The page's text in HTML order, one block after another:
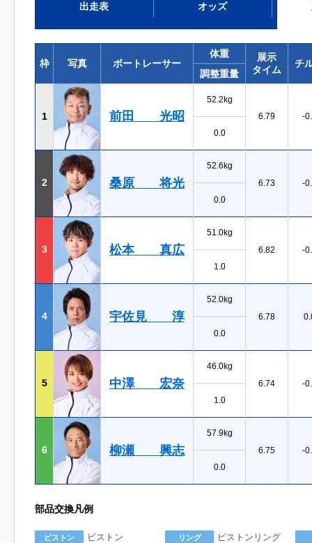
出走表 オッズ
枠 写真 ボートレーサー
体重
展示
タイム
チ
調整重量
1 前田 光昭
52.2kg
6.79
-
0.0
2 桑原 将光
52.6kg
6.73
-
0.0
3 松本 真広
51.0kg
6.82
-
1.0
4 宇佐見 淳
52.0kg
6.78
0.0
5 中澤 宏奈
46.0kg
6.74
-
1.0
6 柳瀬 興志
57.9kg
6.75
-
0.0
部品交換凡例
ピストン ピストン リング ピストンリング